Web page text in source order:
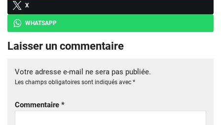
X
WHATSAPP
Laisser un commentaire
Votre adresse e-mail ne sera pas publiée.
Les champs obligatoires sont indiqués avec *
Commentaire *